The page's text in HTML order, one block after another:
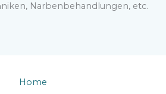
Narbenbehandlungen, etc.
Home